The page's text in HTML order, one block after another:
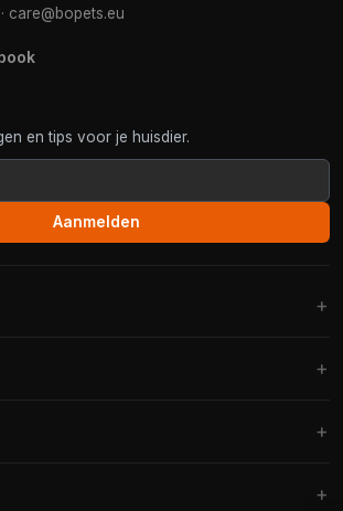
· care@bopets.eu
en tips voor je huisdier.
Aanmelden
Coon